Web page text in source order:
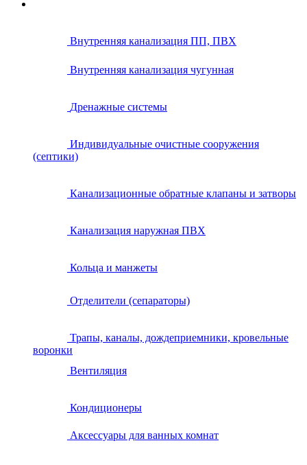
Внутренняя канализация ПП, ПВХ
Внутренняя канализация чугунная
Дренажные системы
Индивидуальные очистные сооружения
(септики)
Канализационные обратные клапаны и затворы
Канализация наружная ПВХ
Кольца и манжеты
Отделители (сепараторы)
Трапы, каналы, дождеприемники, кровельные
воронки
Вентиляция
Кондиционеры
Аксессуары для ванных комнат